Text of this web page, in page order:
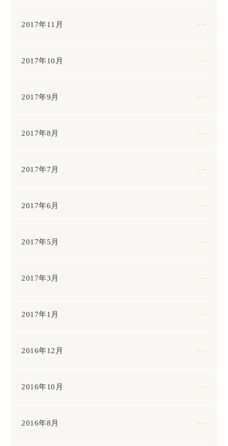
2017年11月
2017年10月
2017年9月
2017年8月
2017年7月
2017年6月
2017年5月
2017年3月
2017年1月
2016年12月
2016年10月
2016年8月